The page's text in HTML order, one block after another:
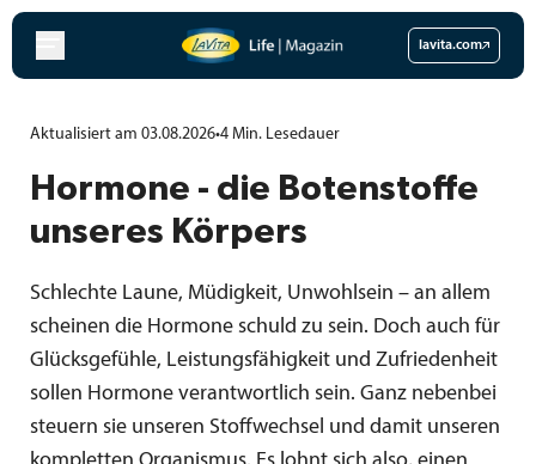
Zum
springen
lavita.com
Aktualisiert am 03.08.2026•4 Min. Lesedauer
Hormone - die Botenstoffe
unseres Körpers
Schlechte Laune, Müdigkeit, Unwohlsein – an allem
scheinen die Hormone schuld zu sein. Doch auch für
Glücksgefühle, Leistungsfähigkeit und Zufriedenheit
sollen Hormone verantwortlich sein. Ganz nebenbei
steuern sie unseren Stoffwechsel und damit unseren